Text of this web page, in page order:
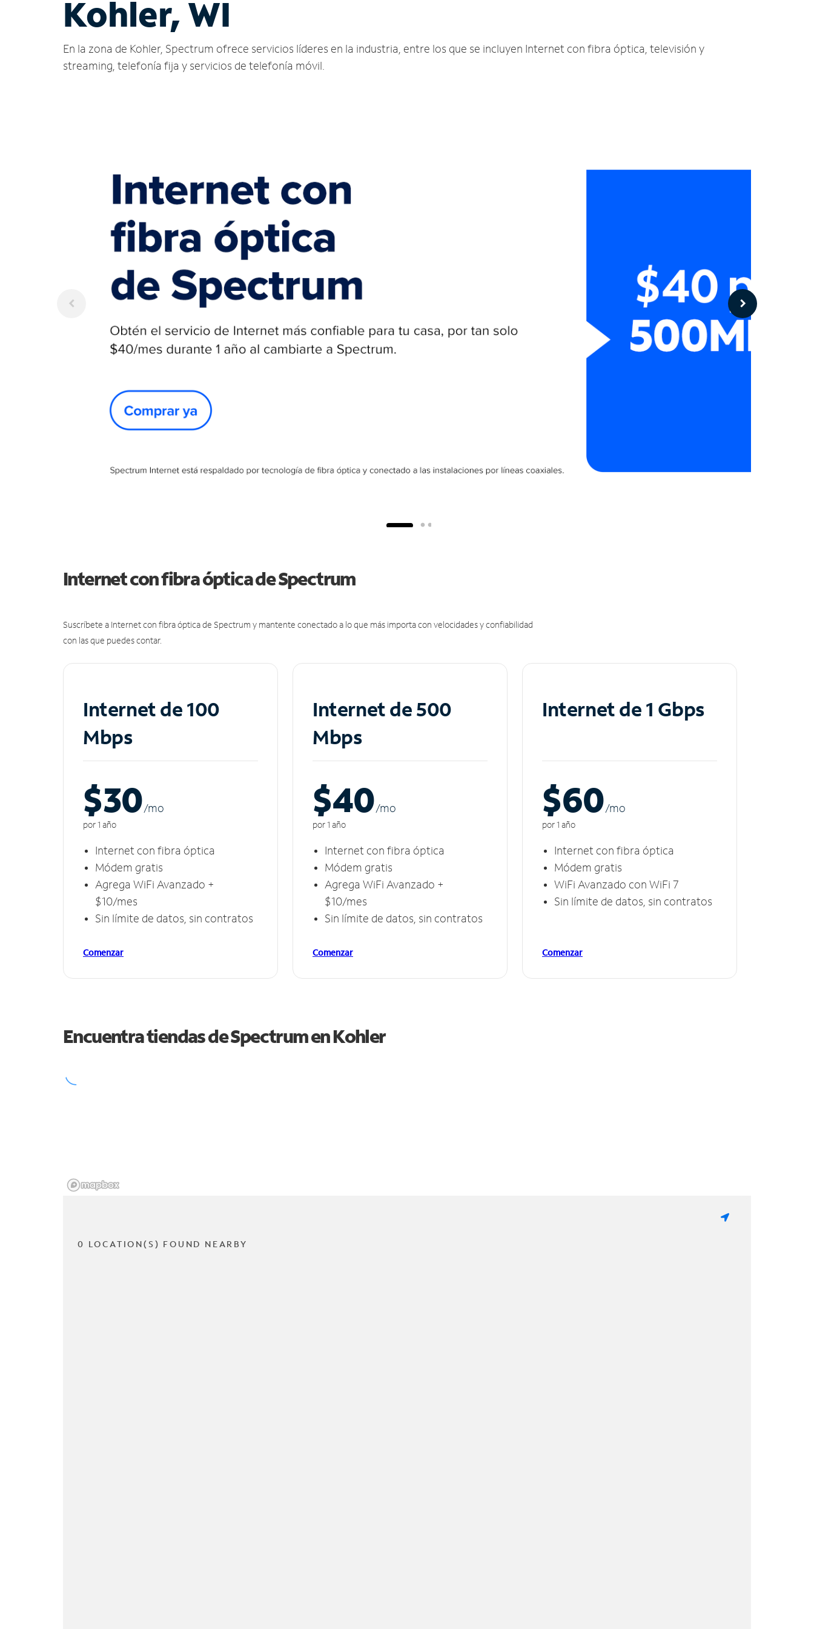
Kohler, WI
En la zona de Kohler, Spectrum ofrece servicios líderes en la industria, entre los que se incluyen Internet con fibra óptica, televisión y
streaming, telefonía fija y servicios de telefonía móvil.
Internet con fibra óptica de Spectrum
Suscríbete a Internet con fibra óptica de Spectrum y mantente conectado a lo que más importa con velocidades y confiabilidad
con las que puedes contar.
Internet de 100
Mbps
$30/mo
por 1 año
Internet con fibra óptica
Módem gratis
Agrega WiFi Avanzado +
$10/mes
Sin límite de datos, sin contratos
Comenzar
Internet de 500
Mbps
$40/mo
por 1 año
Internet con fibra óptica
Módem gratis
Agrega WiFi Avanzado +
$10/mes
Sin límite de datos, sin contratos
Comenzar
Internet de 1 Gbps
$60/mo
por 1 año
Internet con fibra óptica
Módem gratis
WiFi Avanzado con WiFi 7
Sin límite de datos, sin contratos
Comenzar
Encuentra tiendas de Spectrum enKohler
0 LOCATION(S) FOUND NEARBY